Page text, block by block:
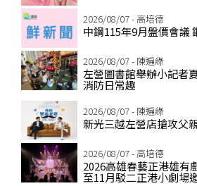
2026/08/07 - 高培德
中鋼115年9月盤價會議
2026/08/07 - 陳遍綠
左營圖書館舉辦小記者
消防日常趣
2026/08/07 - 陳遍綠
新光三越左營店搶攻父
2026/08/07 - 高培德
2026高雄春藝正港雄有
至11月駁二正港小劇場